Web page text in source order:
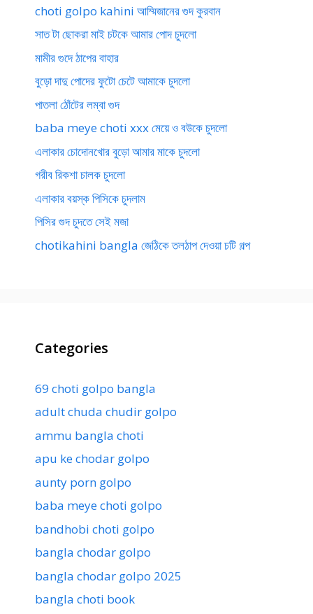
choti golpo kahini আম্মিজানের গুদ কুরবান
সাত টা ছোকরা মাই চটকে আমার পোদ চুদলো
মামীর গুদে ঠাপের বাহার
বুড়ো দাদু পোদের ফুটো চেটে আমাকে চুদলো
পাতলা ঠোঁটের লম্বা গুদ
baba meye choti xxx মেয়ে ও বউকে চুদলো
এলাকার চোদোনখোর বুড়ো আমার মাকে চুদলো
গরীব রিকশা চালক চুদলো
এলাকার বয়স্ক পিসিকে চুদলাম
পিসির গুদ চুদতে সেই মজা
chotikahini bangla জেঠিকে তলঠাপ দেওয়া চটি গল্প
Categories
69 choti golpo bangla
adult chuda chudir golpo
ammu bangla choti
apu ke chodar golpo
aunty porn golpo
baba meye choti golpo
bandhobi choti golpo
bangla chodar golpo
bangla chodar golpo 2025
bangla choti book